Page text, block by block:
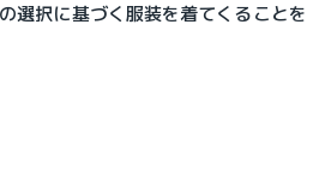
選択に基づく服装を着てくることを